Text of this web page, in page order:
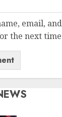
email,
the next